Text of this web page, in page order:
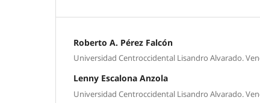
Roberto A. Pérez Falcón
Universidad Centroccidental Lisandro Alvarado.
Lenny Escalona Anzola
Universidad Centroccidental Lisandro Alvarado.